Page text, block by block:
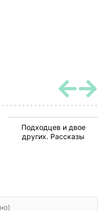
Подходцев и двое
других. Рассказы